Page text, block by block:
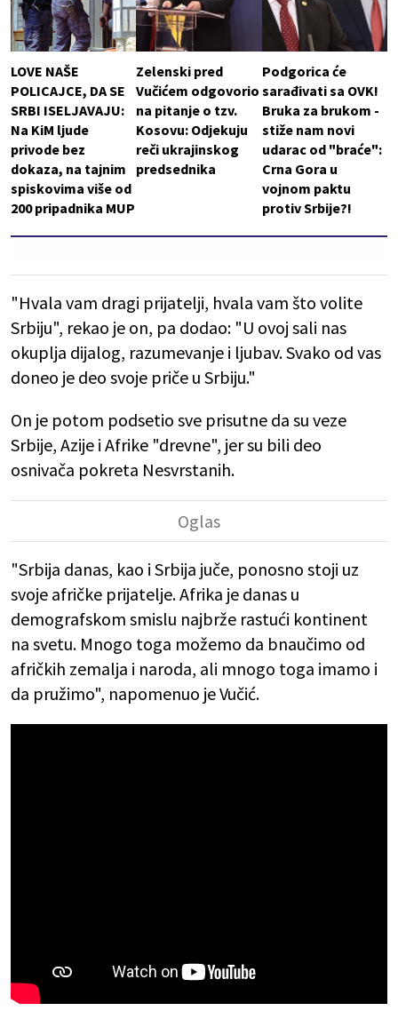
LOVE NAŠE
POLICAJCE, DA SE
SRBI ISELJAVAJU:
Na KiM ljude
privode bez
dokaza, na tajnim
spiskovima više od
200 pripadnika MUP
Zelenski pred
Vučićem odgovorio
na pitanje o tzv.
Kosovu: Odjekuju
reči ukrajinskog
predsednika
Podgorica će
sarađivati sa OVK!
Bruka za brukom -
stiže nam novi
udarac od "braće":
Crna Gora u
vojnom paktu
protiv Srbije?!
"Hvala vam dragi prijatelji, hvala vam što volite
Srbiju", rekao je on, pa dodao: "U ovoj sali nas
okuplja dijalog, razumevanje i ljubav. Svako od vas
doneo je deo svoje priče u Srbiju."
On je potom podsetio sve prisutne da su veze
Srbije, Azije i Afrike "drevne", jer su bili deo
osnivača pokreta Nesvrstanih.
"Srbija danas, kao i Srbija juče, ponosno stoji uz
svoje afričke prijatelje. Afrika je danas u
demografskom smislu najbrže rastući kontinent
na svetu. Mnogo toga možemo da bnaučimo od
afričkih zemalja i naroda, ali mnogo toga imamo i
da pružimo", napomenuo je Vučić.